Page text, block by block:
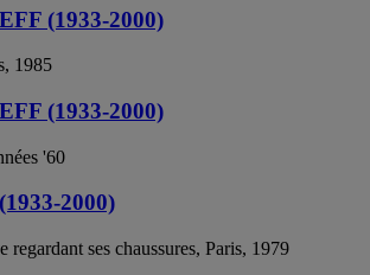
(1933-2000)
1985
(1933-2000)
'60
2000)
regardant ses chaussures, Paris, 1979